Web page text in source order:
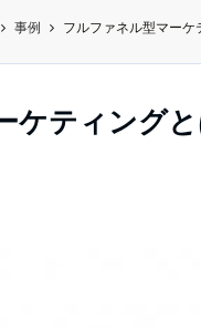
事例 フルファネル型マーケ
ケティング